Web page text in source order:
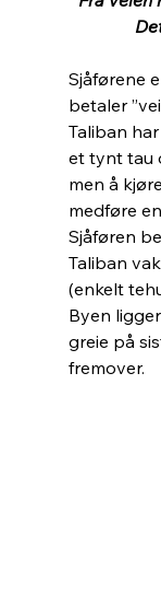
Sjåførene
betaler
Taliban
et tynt tau
men å
medføre
Sjåføren
Taliban
(enkelt
Byen
greie på
fremover.